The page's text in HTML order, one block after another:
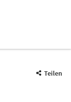
Teilen